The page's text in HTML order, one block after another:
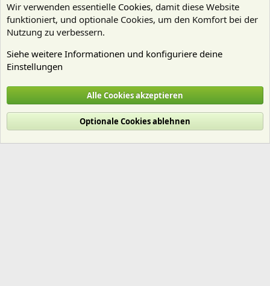
Cookies
Deutsch (Du)
Nutzungsbedingungen
Datenschutz Hilfe und Impressum
R
Wir verwenden essentielle Cookies, damit diese Website
funktioniert, und optionale Cookies, um den Komfort bei der
Nutzung zu verbessern.
Siehe weitere Informationen und konfiguriere deine
Einstellungen
Alle Cookies akzeptieren
Optionale Cookies ablehnen